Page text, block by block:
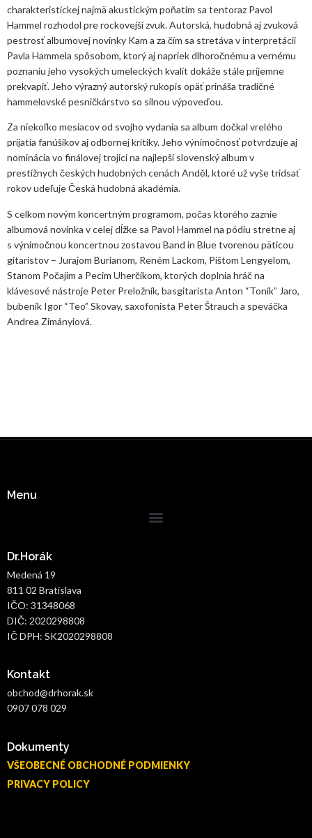
charakteristickej najmä akustickým poňatím sa tentoraz Pavol
Hammel rozhodol pre rockovejší zvuk. Autorská, hudobná aj zvuková
pestrosť albumovej novinky Kam a za čím sa stretáva v interpretácii
Pavla Hammela spôsobom, ktorý aj napriek dlhoročnému a vernému
poznaniu jeho vysokých umeleckých kvalít dokáže stále príjemne
prekvapiť. Jeho výrazný autorský rukopis opäť prináša tradičné
hammelovské pesničkárstvo so silnou výpoveďou.
Za niekoľko mesiacov od svojho vydania sa album dočkal vrelého
prijatia fanúšikov aj odbornej kritiky. Jeho výnimočnosť potvrdzuje aj
nominácia vo finálovej trojici na najlepší slovenský album v
prestížnych českých hudobných cenách Anděl, ktoré už vyše tridsať
rokov udeľuje Česká hudobná akadémia.
S celkom novým koncertným programom, počas ktorého zaznie
albumová novinka v celej dĺžke sa Pavol Hammel na pódiu stretne aj
s výnimočnou koncertnou zostavou Band in Blue tvorenou päticou
gitaristov – Jurajom Burianom, Reném Lackom, Pištom Lengyelom,
Stanom Počajim a Pecim Uherčíkom, ktorých doplnia hráč na
klávesové nástroje Peter Preložník, basgitarista Anton “Toník” Jaro,
bubeník Igor “Teo” Skovay, saxofonista Peter Štrauch a speváčka
Andrea Zimányiová.
Menu
Dr.Horák
Medená 19
811 02 Bratislava
IČO: 31348068
DIČ: 2020298808
IČ DPH: SK2020298808
Kontakt
obchod@drhorak.sk
0907 078 029
Dokumenty
VŠEOBECNÉ OBCHODNÉ PODMIENKY
PRIVACY POLICY